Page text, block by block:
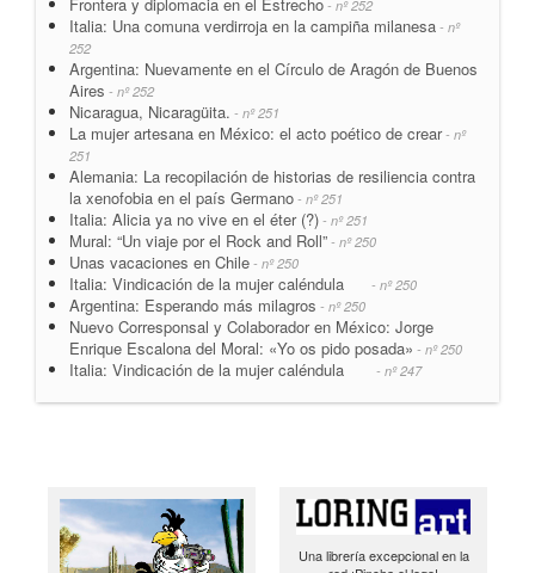
- nº 252
Italia: Una comuna verdirroja en la campiña milanesa - nº
252
Argentina: Nuevamente en el Círculo de Aragón de Buenos
Aires - nº 252
Nicaragua, Nicaragüita. - nº 251
La mujer artesana en México: el acto poético de crear- nº
251
Alemania: La recopilación de historias de resiliencia contra
la xenofobia en el país Germano - nº 251
Italia: Alicia ya no vive en el éter (?) - nº 251
Mural: “Un viaje por el Rock and Roll” - nº 250
Unas vacaciones en Chile - nº 250
Italia: Vindicación de la mujer caléndula - nº 250
Argentina: Esperando más milagros - nº 250
Nuevo Corresponsal y Colaborador en México: Jorge
Enrique Escalona del Moral: «Yo os pido posada» - nº 250
Italia: Vindicación de la mujer caléndula - nº 247
Una librería excepcional en la